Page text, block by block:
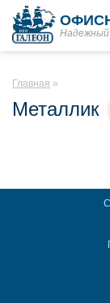
Главная
Металлик